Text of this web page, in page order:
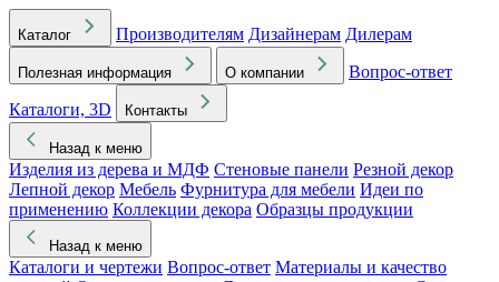
Каталог Производителям Дизайнерам Дилерам
Полезная информация О компании
Вопрос-ответ
Каталоги, 3D
Контакты
Назад к меню
Изделия из дерева и МДФ Стеновые панели Резной декор
Лепной декор Мебель Фурнитура для мебели Идеи по
применению Коллекции декора Образцы продукции
Назад к меню
Каталоги и чертежи Вопрос-ответ Материалы и качество